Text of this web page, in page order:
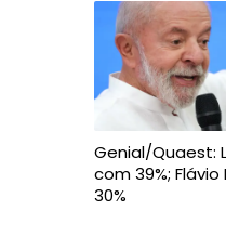
Genial/Quaest:
com 39%;
30%